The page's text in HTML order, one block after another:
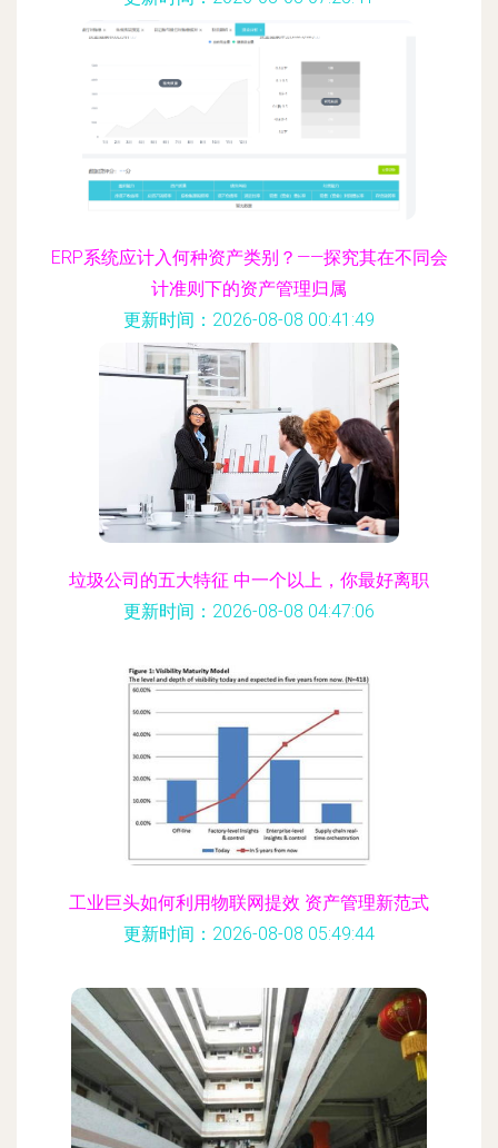
ERP系统应计入何种资产类别？——探究其在不同会
计准则下的资产管理归属
更新时间：2026-08-08 00:41:49
垃圾公司的五大特征 中一个以上，你最好离职
更新时间：2026-08-08 04:47:06
工业巨头如何利用物联网提效 资产管理新范式
更新时间：2026-08-08 05:49:44